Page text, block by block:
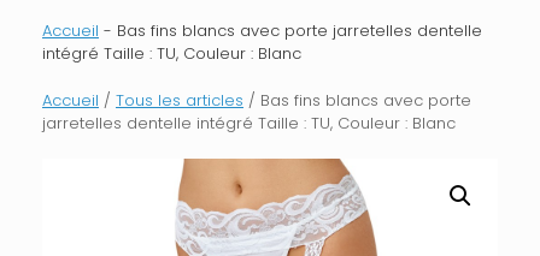
Accueil - Bas fins blancs avec porte jarretelles dentelle
intégré Taille : TU, Couleur : Blanc
Accueil / Tous les articles / Bas fins blancs avec porte
jarretelles dentelle intégré Taille : TU, Couleur : Blanc